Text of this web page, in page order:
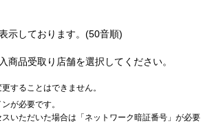
示しております。(50音順)
商品受取り店舗を選択してください。
することはできません。
が必要です。
スいただいた場合は「ネットワーク暗証番号」が必要